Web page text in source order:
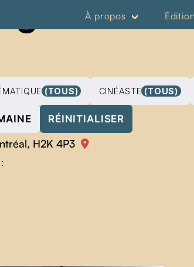
À propos
(TOUS) CINÉASTE (TOUS)
RÉINITIALISER
H2K 4P3